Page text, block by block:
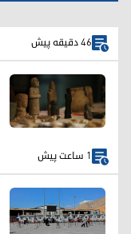
46 دقیقه پیش
1 ساعت پیش